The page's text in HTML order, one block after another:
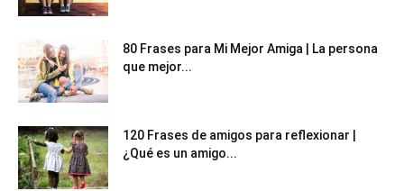
80 Frases para Mi Mejor Amiga | La persona
que mejor...
120 Frases de amigos para reflexionar |
¿Qué es un amigo...